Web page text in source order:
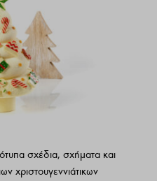
σχέδια, σχήματα και
χριστουγεννιάτικων